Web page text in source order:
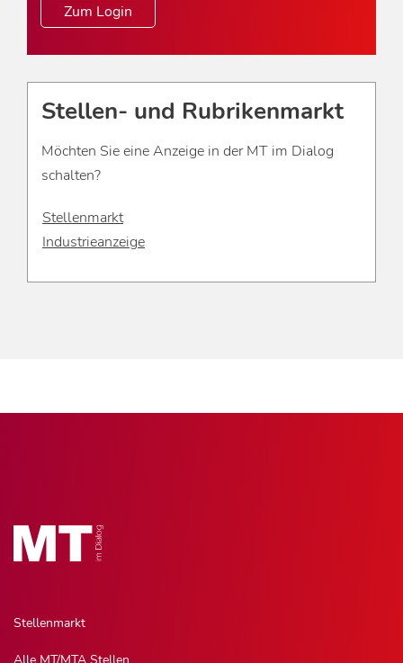
Zum Login
Stellen- und Rubrikenmarkt
Möchten Sie eine Anzeige in der MT im Dialog
schalten?
Stellenmarkt
Industrieanzeige
Stellenmarkt